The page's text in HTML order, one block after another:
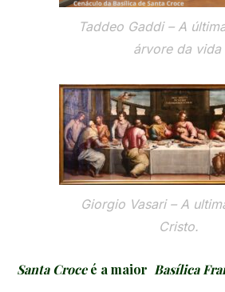
Taddeo Gaddi – A
árvore da vida
Giorgio Vasari – A
Cristo.
Santa Croceé a maior Basílica